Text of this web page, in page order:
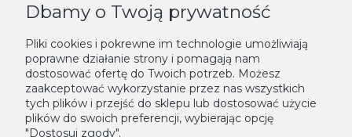
KONTAKT
NEWSLETTER
Podaj swój adres e-mail, jeżeli chcesz otrzymywać informacje o
nowościach i promocjach.
Dbamy o Twoją prywatność
Pliki cookies i pokrewne im technologie umożliwiają
poprawne działanie strony i pomagają nam
dostosować ofertę do Twoich potrzeb. Możesz
zaakceptować wykorzystanie przez nas wszystkich
tych plików i przejść do sklepu lub dostosować użycie
plików do swoich preferencji, wybierając opcję
"Dostosuj zgody".